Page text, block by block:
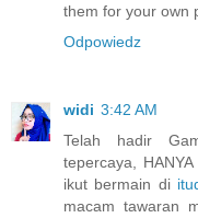
them for your own
Odpowiedz
widi 3:42 AM
Telah hadir
tepercaya,
ikut bermain di
macam tawaran